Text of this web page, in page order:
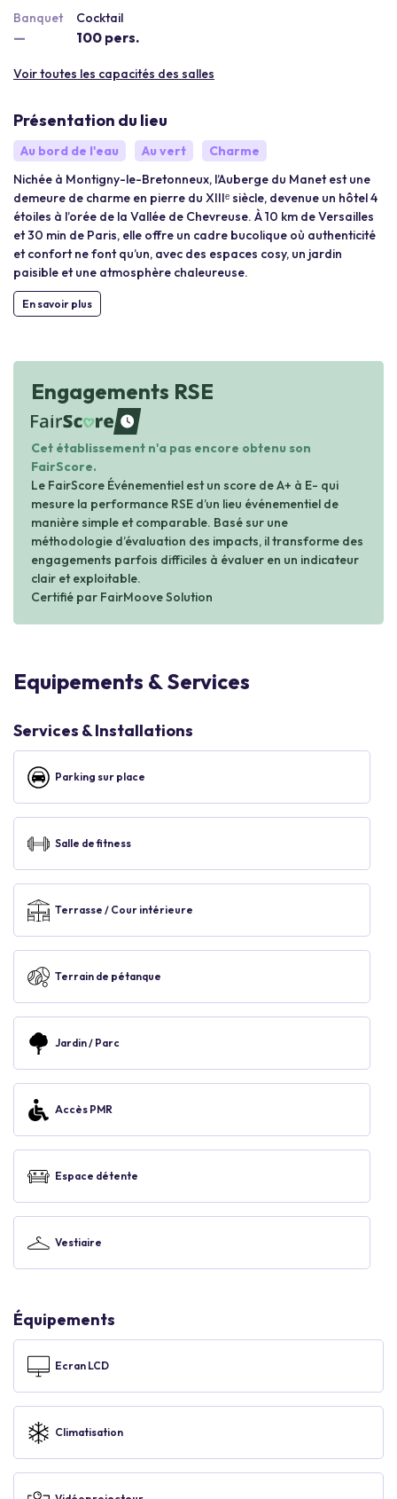
Banquet
—
Cocktail
100 pers.
Voir toutes les capacités des salles
Présentation du lieu
Au bord de l'eau Au vert
Charme
Nichée à Montigny-le-Bretonneux, l’Auberge du Manet est une
demeure de charme en pierre du XIIIᵉ siècle, devenue un hôtel 4
étoiles à l’orée de la Vallée de Chevreuse. À 10 km de Versailles
et 30 min de Paris, elle offre un cadre bucolique où authenticité
et confort ne font qu’un, avec des espaces cosy, un jardin
paisible et une atmosphère chaleureuse.
En savoir plus
Engagements RSE
waiting
Cet établissement n'a pas encore obtenu son
FairScore.
Le FairScore Événementiel est un score de A+ à E- qui
mesure la performance RSE d’un lieu événementiel de
manière simple et comparable. Basé sur une
méthodologie d’évaluation des impacts, il transforme des
engagements parfois difficiles à évaluer en un indicateur
clair et exploitable.
Certifié par FairMoove Solution
Equipements & Services
Services & Installations
Parking sur place
Salle de fitness
Terrasse / Cour intérieure
Terrain de pétanque
Jardin / Parc
Accès PMR
Espace détente
Vestiaire
Équipements
Ecran LCD
Climatisation